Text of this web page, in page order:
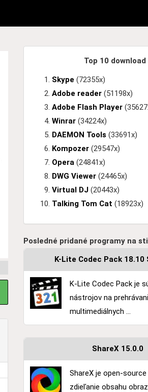
Top 10 download
Skype (72355x)
Adobe reader (51198x)
Adobe Flash Player
Winrar (34224x)
DAEMON Tools (33691x)
Kompozer (29547x)
Opera (24841x)
DWG Viewer (24465x)
Virtual DJ (20443x)
Talking Tom Cat (18923x)
Posledné pridané programy na
K-Lite Codec Pack 18.10
K-Lite Codec Pack je
nástrojov na
multimediálnych ...
ShareX 15.0.0
ShareX je open-
zdieľanie obsahu